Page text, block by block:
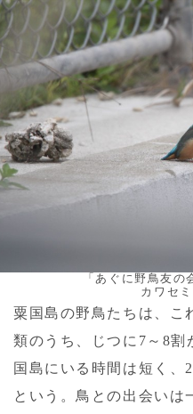
「あぐに野鳥友の
カワセ
粟国島の野鳥たちは、こ
類のうち、じつに7～8割
国島にいる時間は短く、
という。鳥との出会いは